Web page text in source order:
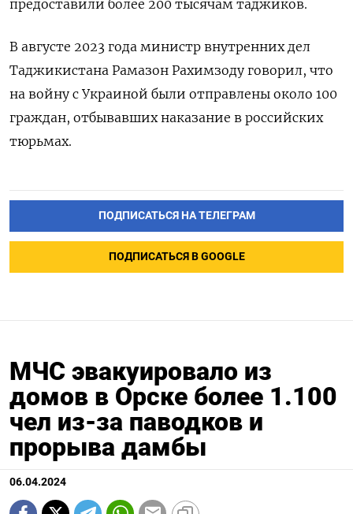
предоставили более 200 тысячам таджиков.
В августе 2023 года министр внутренних дел
Таджикистана Рамазон Рахимзоду говорил, что
на войну с Украиной были отправлены около 100
граждан, отбывавших наказание в российских
тюрьмах.
ПОДПИСАТЬСЯ НА ТЕЛЕГРАМ
ПОДПИСАТЬСЯ В GOOGLE
МЧС эвакуировало из
домов в Орске более 1.100
чел из-за паводков и
прорыва дамбы
06.04.2024